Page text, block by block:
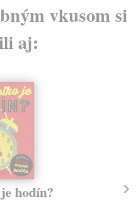
vkusom si
aj:
hodín?